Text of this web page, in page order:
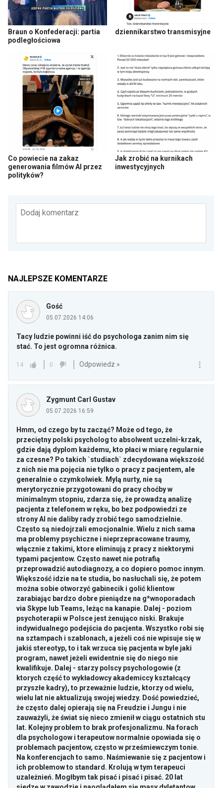
Braun o Konfederacji: partia
podległościowa
dziennikarstwo transmisyjne
Co powiecie na zakaz
generowania filmów AI przez
polityków?
Jak zrobić na kurnikach
inwestycyjnych
Dodaj komentarz
NAJLEPSZE KOMENTARZE
Gość
05.07.2026 14:06
Tacy ludzie powinni iść do psychologa zanim nim się
stać. To jest ogromna różnica.
14 0 Odpowiedz »
Zygmunt Carl Gustav
05.07.2026 16:59
Hmm, od czego by tu zacząć? Może od tego, że
przeciętny polski psycholog to absolwent uczelni-krzak,
gdzie dają dyplom każdemu, kto płaci w miarę regularnie
za czesne? Po takich `studiach` zdecydowana większość
z nich nie ma pojęcia nie tylko o pracy z pacjentem, ale
generalnie o czymkolwiek. Mylą nurty, nie są
merytorycznie przygotowani do pracy choćby w
minimalnym stopniu, zdarza się, że prowadzą analizę
pacjenta z telefonem w ręku, bo bez podpowiedzi ze
strony AI nie daliby rady zrobić tego samodzielnie.
Często są niedojrzali emocjonalnie. Wielu z nich sama
ma problemy psychiczne i nieprzepracowane traumy,
włącznie z takimi, ktore eliminują z pracy z niektorymi
typami pacjentow. Często nawet nie potrafią
przeprowadzić autodiagnozy, a co dopiero pomoc innym.
Większość idzie na te studia, bo nasłuchali się, że potem
można sobie otworzyć gabinecik i golić klientow
zarabiając bardzo dobre pieniądze na g*wnoporadach
via Skype lub Teams, leżąc na kanapie. Dalej - poziom
psychoterapii w Polsce jest żenująco niski. Brakuje
indywidualnego podejścia do pacjenta. Wszystko robi się
na sztampach i szablonach, a jeżeli coś nie wpisuje się w
jakiś stereotyp, to i tak wrzuca się pacjenta w byle jaki
program, nawet jeżeli ewidentnie się do niego nie
kwalifikuje. Dalej - starzy polscy psychologowie (z
ktorych część to wykładowcy akademiccy kształcący
przyszłe kadry), to przeważnie ludzie, ktorzy od wielu,
wielu lat nie aktualizują swojej wiedzy. Dość powiedzieć,
że często dalej opierają się na Freudzie i Jungu i nie
zauważyli, że świat się nieco zmienił w ciągu ostatnich stu
lat. Kolejny problem to brak profesjonalizmu. Na forach
dla psychologow i terapeutow normalnie opowiada się o
problemach pacjentow, często w prześmiewczym tonie.
Na konferencjach to samo. Naśmiewanie się z pacjentow i
ich problemow to standard. Krolują w tym terapeuci
uzależnień. Mogłbym tak pisać i pisać i pisać. 20 lat